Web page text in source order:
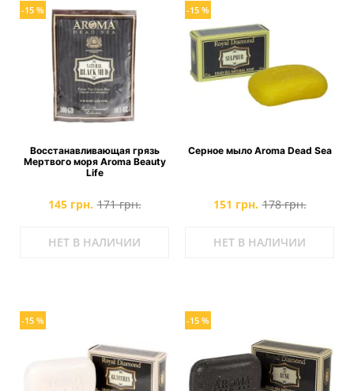
-15 %
Восстанавливающая грязь
Мертвого моря Aroma Beauty
Life
145 грн. 171 грн.
НЕТ В НАЛИЧИИ
-15 %
Серное мыло Aroma Dead Sea
151 грн. 178 грн.
НЕТ В НАЛИЧИИ
-15 % -15 %